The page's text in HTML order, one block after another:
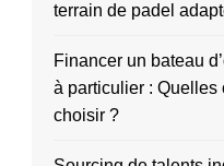
terrain de padel
Financer un bateau
à particulier : Quelles
choisir ?